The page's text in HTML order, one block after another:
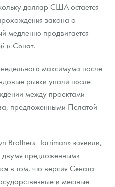
доллар США остается
закона о
медленно продвигается
и Сенат.
максимума после
рынки упали после
между проектами
предложенными Палатой
Brothers Harriman» заявили,
двумя предложенными
в том, что версия Сената
и местные